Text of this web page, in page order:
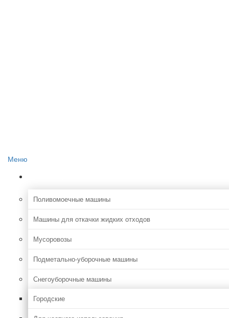
Меню
Поливомоечные машины
Машины для откачки жидких отходов
Мусоровозы
Подметально-уборочные машины
Снегоуборочные машины
Городские